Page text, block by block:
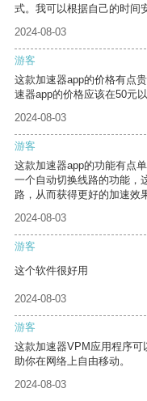
式。我可以根据自己的时间
2024-08-03
游客
这款加速器app的价格有点
速器app的价格应该在50元
2024-08-03
游客
这款加速器app的功能有点
一个自动切换线路的功能，
路，从而获得更好的加速效
2024-08-03
游客
这个软件很好用
2024-08-03
游客
这款加速器VPM应用程序
助你在网络上自由移动。
2024-08-03